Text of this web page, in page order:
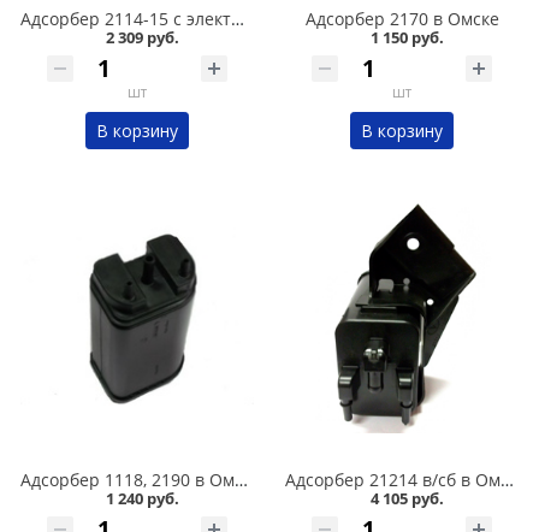
Адсорбер 2114-15 с электропедалью в Омске
2 309 руб.
шт
В корзину
Адсорбер 2170 в Омске
1 150 руб.
шт
В корзину
Адсорбер 1118, 2190 в Омске
1 240 руб.
Адсорбер 21214 в/сб в Омске
4 105 руб.